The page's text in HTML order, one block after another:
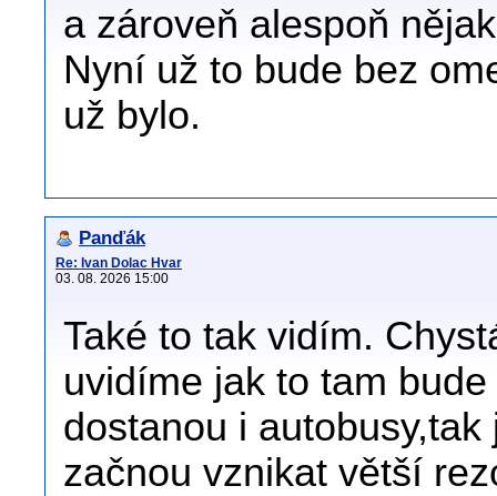
a zároveň alespoň
Nyní už to bude bez
už bylo.
Panďák
Re: Ivan Dolac Hvar
03. 08. 2026 15:00
Také to tak vidím.
uvidíme jak to tam
dostanou i
začnou vznikat větší